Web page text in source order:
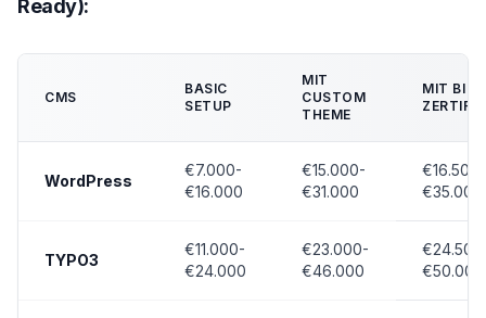
Ready):
CMS
BASIC
SETUP
MIT
CUSTOM
THEME
MIT BIK-
WordPress
€7.000-
€16.000
€15.000-
€31.000
€16.500-
€35.000
TYPO3
€11.000-
€24.000
€23.000-
€46.000
€50.000